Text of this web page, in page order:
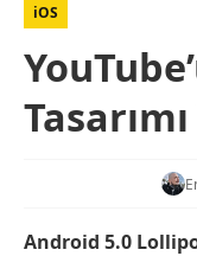
iOS
Android 5.0